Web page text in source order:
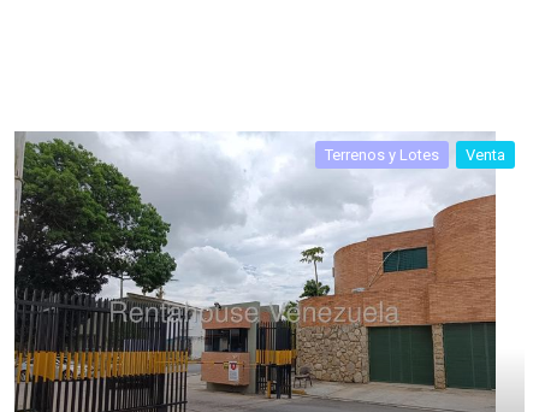
Terrenos y Lotes Venta